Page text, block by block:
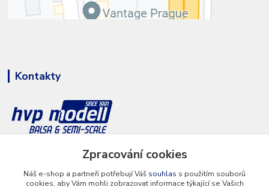
Kontakty
+420 777 286 674Zpracování cookies
Náš e-shop a partneři potřebují Váš souhlas s použitím souborů
cookies, aby Vám mohli zobrazovat informace týkající se Vašich